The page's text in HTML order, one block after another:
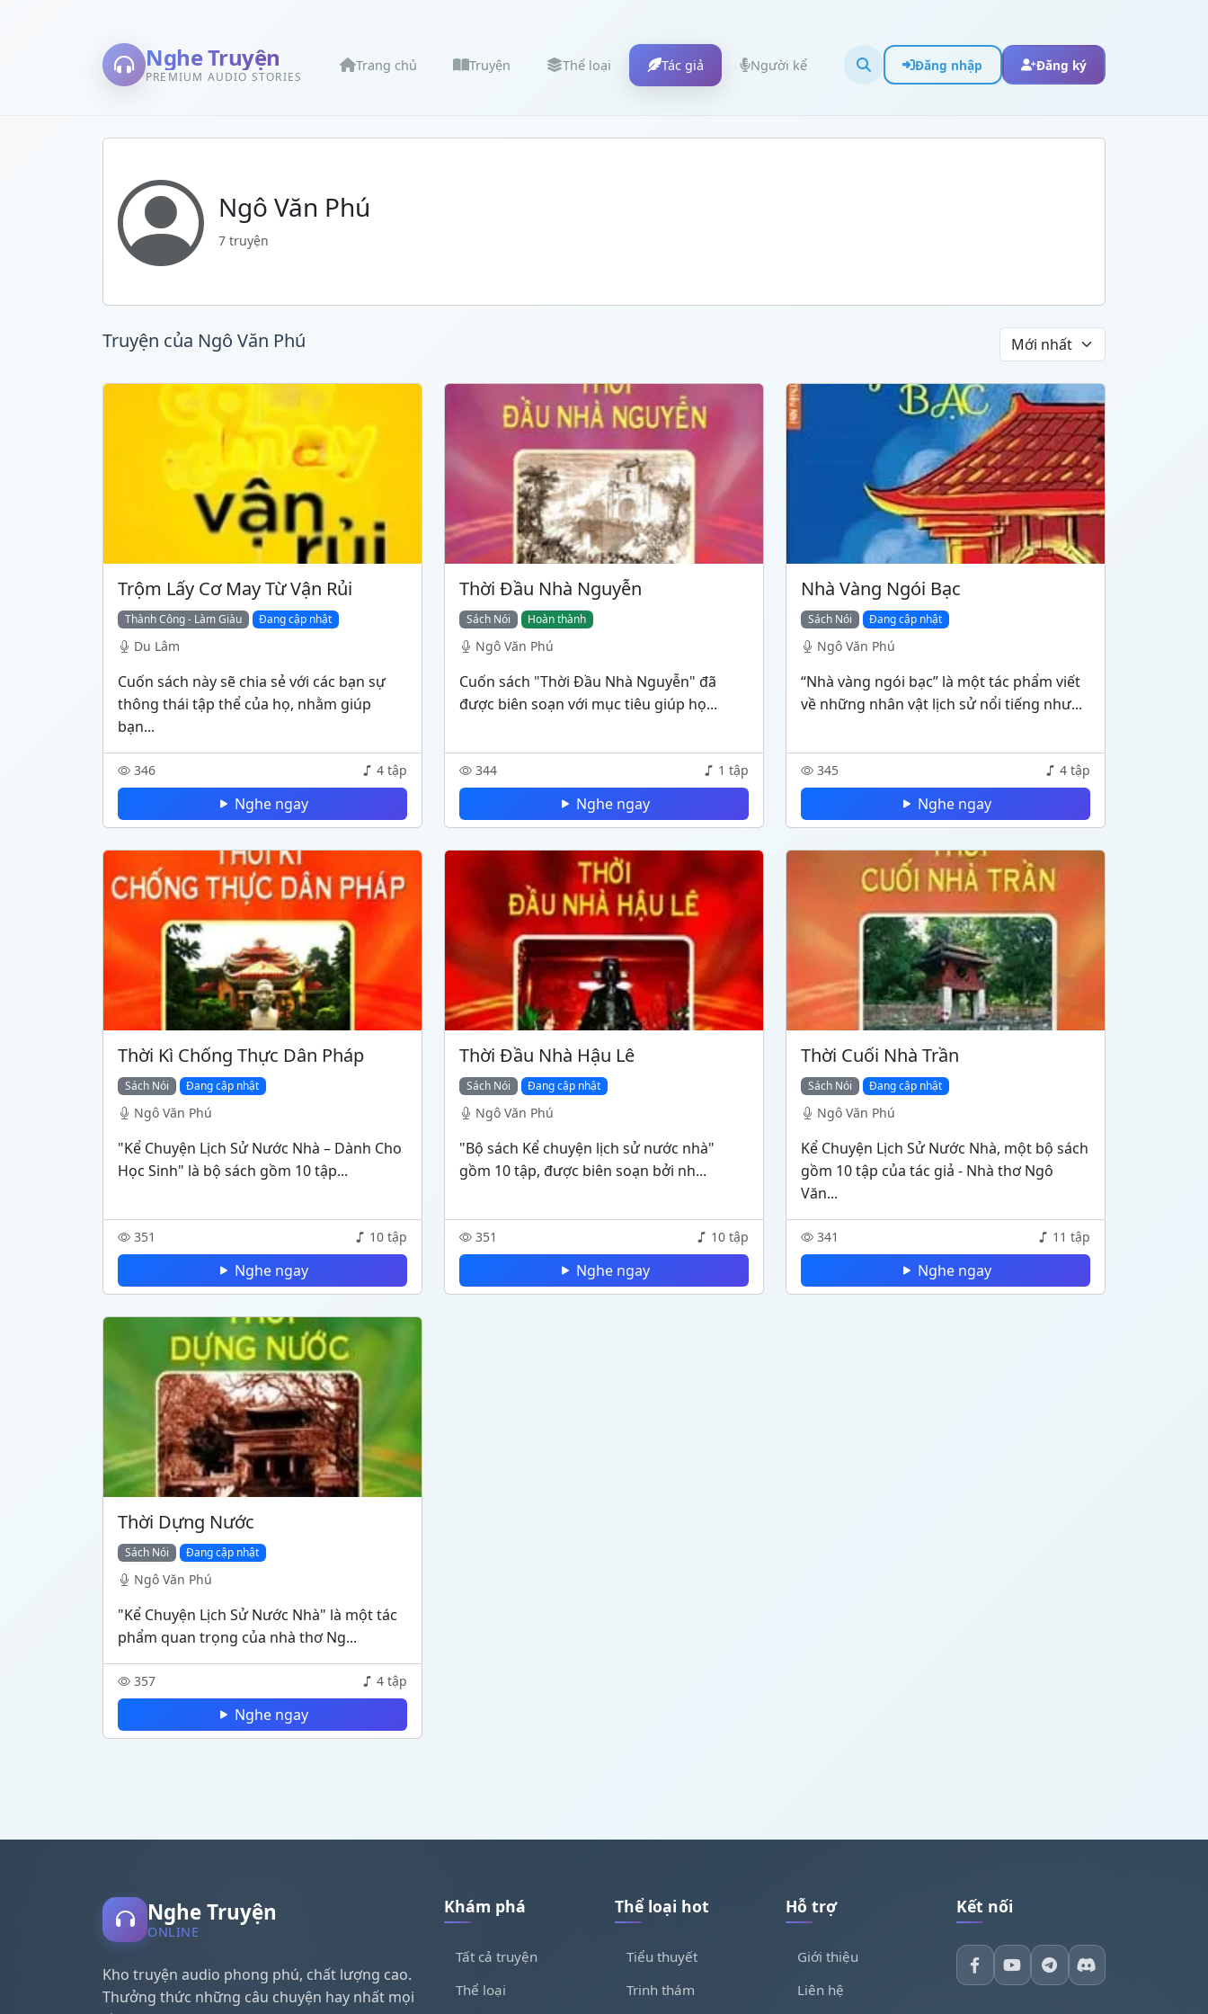
Nghe Truyện
PREMIUM AUDIO STORIES
Trang chủ Truyện Thể loại Tác giả Người kể Đăng nhập Đăng ký
Ngô Văn Phú
7 truyện
Truyện của Ngô Văn Phú
Trộm Lấy Cơ May Từ Vận Rủi
Thành Công - Làm Giàu Đang cập nhật
Du Lâm
Cuốn sách này sẽ chia sẻ với các bạn sự
thông thái tập thể của họ, nhằm giúp
bạn...
346 4 tập
Nghe ngay
Thời Đầu Nhà Nguyễn
Sách Nói Hoàn thành
Ngô Văn Phú
Cuốn sách "Thời Đầu Nhà Nguyễn" đã
được biên soạn với mục tiêu giúp họ...
344 1 tập
Nghe ngay
Nhà Vàng Ngói Bạc
Sách Nói Đang cập nhật
Ngô Văn Phú
“Nhà vàng ngói bạc” là một tác phẩm viết
về những nhân vật lịch sử nổi tiếng như...
345 4 tập
Nghe ngay
Thời Kì Chống Thực Dân Pháp
Sách Nói Đang cập nhật
Ngô Văn Phú
"Kể Chuyện Lịch Sử Nước Nhà – Dành Cho
Học Sinh" là bộ sách gồm 10 tập...
351 10 tập
Nghe ngay
Thời Đầu Nhà Hậu Lê
Sách Nói Đang cập nhật
Ngô Văn Phú
"Bộ sách Kể chuyện lịch sử nước nhà"
gồm 10 tập, được biên soạn bởi nh...
351 10 tập
Nghe ngay
Thời Cuối Nhà Trần
Sách Nói Đang cập nhật
Ngô Văn Phú
Kể Chuyện Lịch Sử Nước Nhà, một bộ sách
gồm 10 tập của tác giả - Nhà thơ Ngô
Văn...
341 11 tập
Nghe ngay
Thời Dựng Nước
Sách Nói Đang cập nhật
Ngô Văn Phú
"Kể Chuyện Lịch Sử Nước Nhà" là một tác
phẩm quan trọng của nhà thơ Ng...
357 4 tập
Nghe ngay
Nghe Truyện
ONLINE
Kho truyện audio phong phú, chất lượng cao.
Thưởng thức những câu chuyện hay nhất mọi
Khám phá
Tất cả truyện
Thể loại
Thể loại hot
Tiểu thuyết
Trinh thám
Hỗ trợ
Giới thiệu
Liên hệ
Kết nối